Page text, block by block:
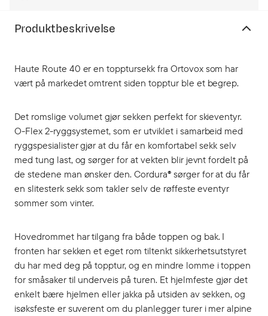
Produktbeskrivelse
Haute Route 40 er en topptursekk fra Ortovox som har
vært på markedet omtrent siden topptur ble et begrep.
Det romslige volumet gjør sekken perfekt for skieventyr.
O-Flex 2-ryggsystemet, som er utviklet i samarbeid med
ryggspesialister gjør at du får en komfortabel sekk selv
med tung last, og sørger for at vekten blir jevnt fordelt på
de stedene man ønsker den. Cordura® sørger for at du får
en slitesterk sekk som takler selv de røffeste eventyr
sommer som vinter.
Hovedrommet har tilgang fra både toppen og bak. I
fronten har sekken et eget rom tiltenkt sikkerhetsutstyret
du har med deg på topptur, og en mindre lomme i toppen
for småsaker til underveis på turen. Et hjelmfeste gjør det
enkelt bære hjelmen eller jakka på utsiden av sekken, og
isøksfeste er suverent om du planlegger turer i mer alpine